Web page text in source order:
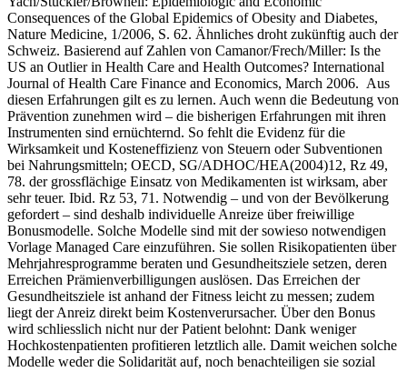
Consequences of the Global Epidemics of Obesity and Diabetes,
Nature Medicine, 1/2006, S. 62. Ähnliches droht zukünftig auch der
Schweiz. Basierend auf Zahlen von Camanor/Frech/Miller: Is the
US an Outlier in Health Care and Health Outcomes? International
Journal of Health Care Finance and Economics, March 2006. Aus
diesen Erfahrungen gilt es zu lernen. Auch wenn die Bedeutung von
Prävention zunehmen wird – die bisherigen Erfahrungen mit ihren
Instrumenten sind ernüchternd. So fehlt die Evidenz für die
Wirksamkeit und Kosteneffizienz von Steuern oder Subventionen
bei Nahrungsmitteln; OECD, SG/ADHOC/HEA(2004)12, Rz 49,
78. der grossflächige Einsatz von Medikamenten ist wirksam, aber
sehr teuer. Ibid. Rz 53, 71. Notwendig – und von der Bevölkerung
gefordert – sind deshalb individuelle Anreize über freiwillige
Bonusmodelle. Solche Modelle sind mit der sowieso notwendigen
Vorlage Managed Care einzuführen. Sie sollen Risikopatienten über
Mehrjahresprogramme beraten und Gesundheitsziele setzen, deren
Erreichen Prämienverbilligungen auslösen. Das Erreichen der
Gesundheitsziele ist anhand der Fitness leicht zu messen; zudem
liegt der Anreiz direkt beim Kostenverursacher. Über den Bonus
wird schliesslich nicht nur der Patient belohnt: Dank weniger
Hochkostenpatienten profitieren letztlich alle. Damit weichen solche
Modelle weder die Solidarität auf, noch benachteiligen sie sozial